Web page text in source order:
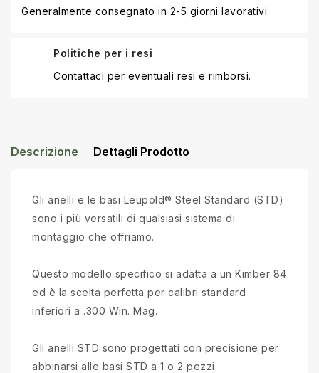
Generalmente consegnato in 2-5 giorni lavorativi.
Politiche per i resi
Contattaci per eventuali resi e rimborsi.
Descrizione Dettagli Prodotto
Gli anelli e le basi Leupold® Steel Standard (STD)
sono i più versatili di qualsiasi sistema di
montaggio che offriamo.
Questo modello specifico si adatta a un Kimber 84
ed è la scelta perfetta per calibri standard
inferiori a .300 Win. Mag.
Gli anelli STD sono progettati con precisione per
abbinarsi alle basi STD a 1 o 2 pezzi.